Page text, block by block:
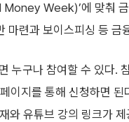
Week)’에 맞춰
마련과 보이스피싱 등 금
누구나 참여할 수 있다.
이지를 통해 신청하면
와 유튜브 강의 링크가 제